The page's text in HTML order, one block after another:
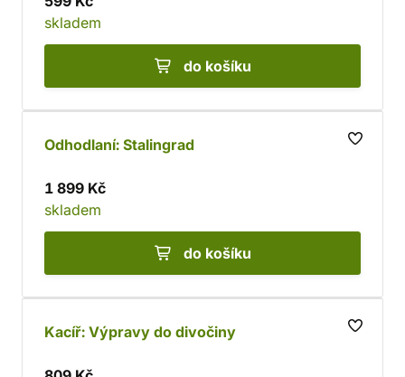
skladem
do košíku
Odhodlaní: Stalingrad
1 899 Kč
skladem
do košíku
Kacíř: Výpravy do divočiny